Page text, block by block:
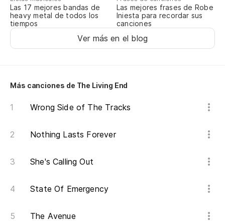
Las 17 mejores bandas de
heavy metal de todos los
tiempos
Las mejores frases de Robe
Iniesta para recordar sus
canciones
Ver más en el blog
Más canciones de The Living End
Wrong Side of The Tracks
Nothing Lasts Forever
She's Calling Out
State Of Emergency
The Avenue